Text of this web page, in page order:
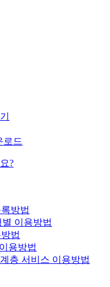
로드
?
방법
별 이용방법
법
용방법
층 서비스 이용방법